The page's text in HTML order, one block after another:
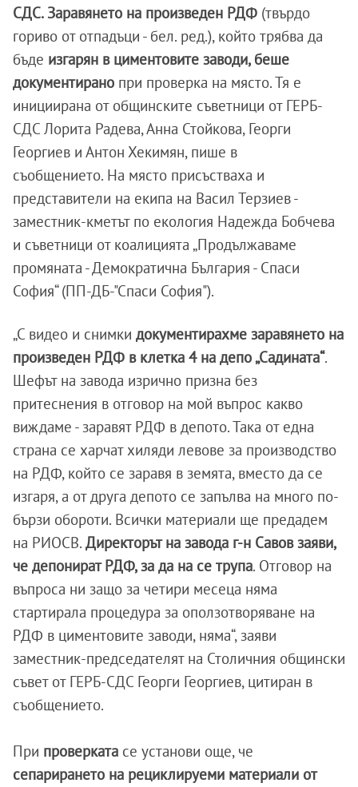
СДС. Заравянето на произведен РДФ (твърдо
гориво от отпадъци - бел. ред.), който трябва да
бъде изгарян в циментовите заводи, беше
документирано при проверка на място. Тя е
инициирана от общинските съветници от ГЕРБ-
СДС Лорита Радева, Анна Стойкова, Георги
Георгиев и Антон Хекимян, пише в
съобщението. На място присъстваха и
представители на екипа на Васил Терзиев -
заместник-кметът по екология Надежда Бобчева
и съветници от коалицията „Продължаваме
промяната - Демократична България - Спаси
София“ (ПП-ДБ-"Спаси София").
„С видео и снимки документирахме заравянето на
произведен РДФ в клетка 4 на депо „Садината“.
Шефът на завода изрично призна без
притеснения в отговор на мой въпрос какво
виждаме - заравят РДФ в депото. Така от една
страна се харчат хиляди левове за производство
на РДФ, който се заравя в земята, вместо да се
изгаря, а от друга депото се запълва на много по-
бързи обороти. Всички материали ще предадем
на РИОСВ. Директорът на завода г-н Савов заяви,
че депонират РДФ, за да на се трупа. Отговор на
въпроса ни защо за четири месеца няма
стартирала процедура за оползотворяване на
РДФ в циментовите заводи, няма“, заяви
заместник-председателят на Столичния общински
съвет от ГЕРБ-СДС Георги Георгиев, цитиран в
съобщението.
При проверката се установи още, че
сепарирането на рециклируеми материали от